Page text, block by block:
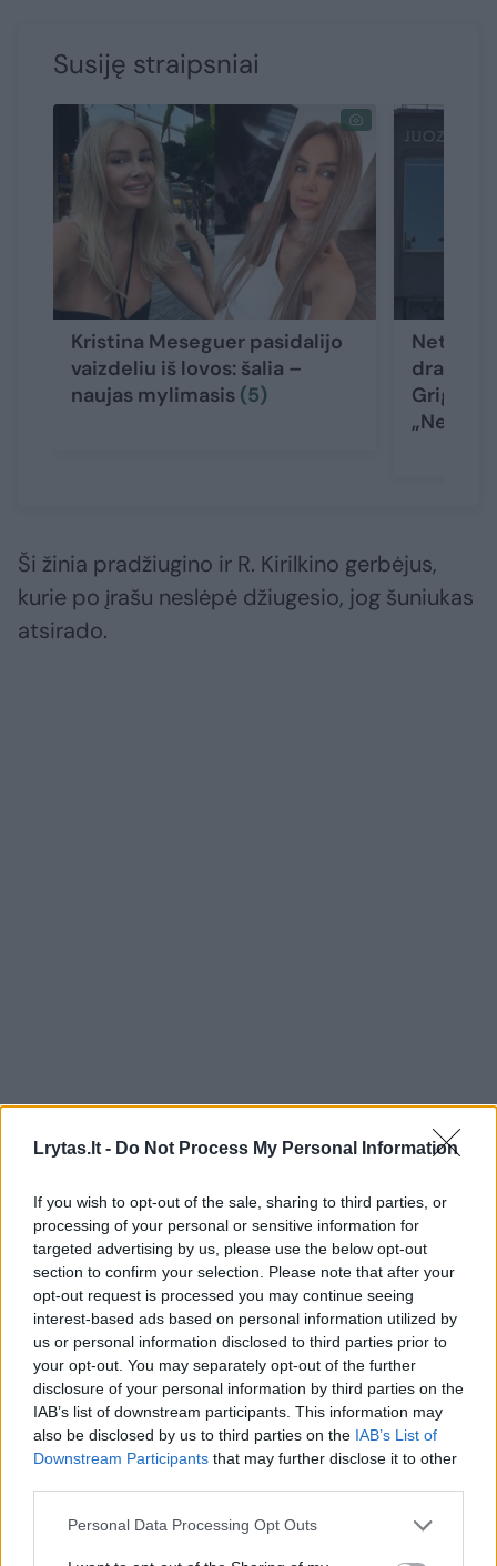
Lrytas.lt - Do Not Process My Personal Information
If you wish to opt-out of the sale, sharing to third parties, or
processing of your personal or sensitive information for
targeted advertising by us, please use the below opt-out
section to confirm your selection. Please note that after your
opt-out request is processed you may continue seeing
interest-based ads based on personal information utilized by
us or personal information disclosed to third parties prior to
your opt-out. You may separately opt-out of the further
disclosure of your personal information by third parties on the
IAB’s list of downstream participants. This information may
also be disclosed by us to third parties on the IAB’s List of
Downstream Participants that may further disclose it to other
Personal Data Processing Opt Outs
Susiję straipsniai
Kristina Meseguer pasidalijo
vaizdeliu iš lovos: šalia –
naujas mylimasis (5)
dramos
Ši žinia pradžiugino ir R. Kirilkino gerbėjus,
kurie po įrašu neslėpė džiugesio, jog šuniukas
atsirado.